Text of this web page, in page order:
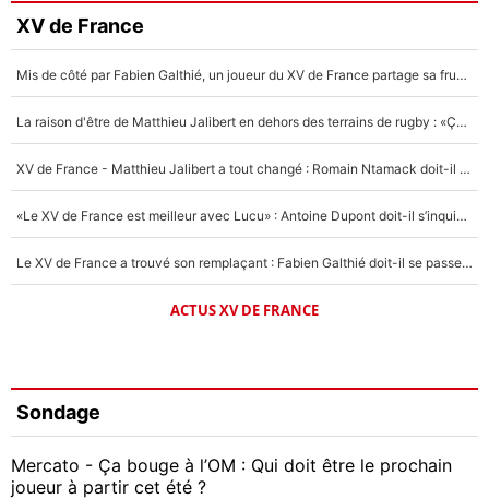
XV de France
Mis de côté par Fabien Galthié, un joueur du XV de France partage sa frustration : «ils ne me l’ont pas dit tout de suite»
La raison d'être de Matthieu Jalibert en dehors des terrains de rugby : «Ça m'atteint autant que si tu touches à un membre de ma famille»
XV de France - Matthieu Jalibert a tout changé : Romain Ntamack doit-il s’inquiéter pour sa place à un an de la Coupe du monde ?
«Le XV de France est meilleur avec Lucu» : Antoine Dupont doit-il s’inquiéter pour sa place ?
Le XV de France a trouvé son remplaçant : Fabien Galthié doit-il se passer d'Antoine Dupont ?
ACTUS XV DE FRANCE
Sondage
Mercato - Ça bouge à l’OM : Qui doit être le prochain
joueur à partir cet été ?